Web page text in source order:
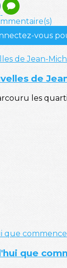
vous
de
les
que